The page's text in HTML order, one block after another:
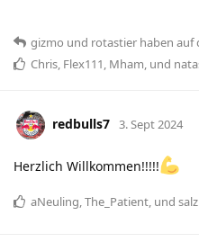
gizmo und rotastier haben auf
Chris, Flex111, Mham, und
redbulls7 3. Sept 2024
Herzlich Willkommen!!!!!
aNeuling,The_Patient, und